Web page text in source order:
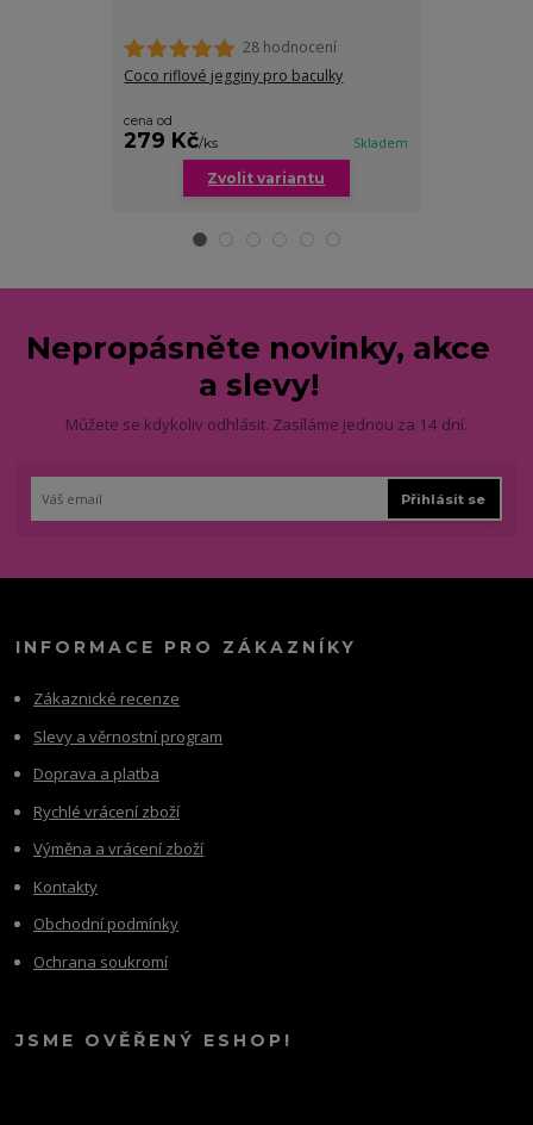
28 hodnocení
Coco riflové jegginy pro baculky
cena od
279 Kč/ks Skladem
Zvolit variantu
Nepropásněte novinky, akce
a slevy!
Můžete se kdykoliv odhlásit. Zasíláme jednou za 14 dní.
Přihlásit se
INFORMACE PRO ZÁKAZNÍKY
Zákaznické recenze
Slevy a věrnostní program
Doprava a platba
Rychlé vrácení zboží
Výměna a vrácení zboží
Kontakty
Obchodní podmínky
Ochrana soukromí
JSME OVĚŘENÝ ESHOP!